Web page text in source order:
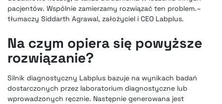
pacjentów. Wspólnie zamierzamy rozwiązać ten problem.–
tłumaczy Siddarth Agrawal, założyciel i CEO Labplus.
Na czym opiera się powyższe
rozwiązanie?
Silnik diagnostyczny Labplus bazuje na wynikach badań
dostarczonych przez laboratorium diagnostyczne lub
wprowadzonych ręcznie. Następnie generowana jest